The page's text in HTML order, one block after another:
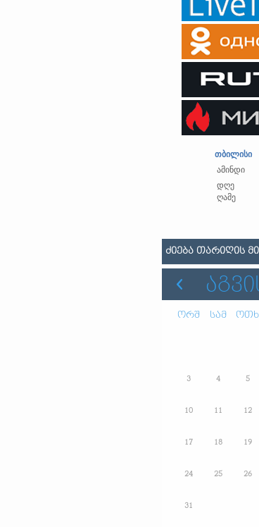
თბილისი
ამინდი
დღე
ღამე
ᲫᲘᲔᲑᲐ ᲗᲐᲠᲘᲦᲘᲡ
ორშ სამ ოთხ
3 4 5
10 11 12
17 18 19
24 25 26
31